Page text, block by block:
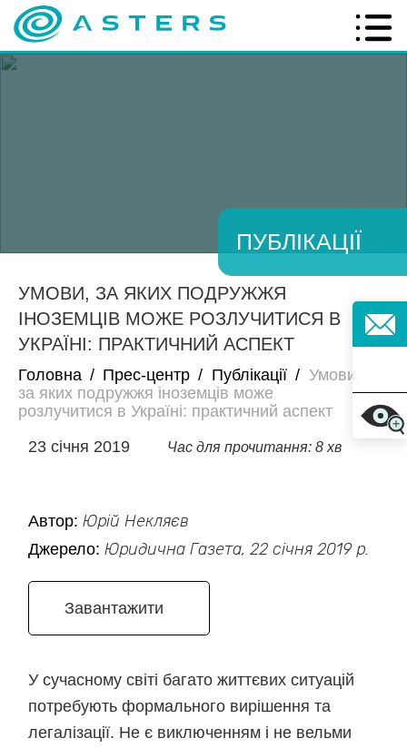
ПУБЛІКАЦІЇ
УМОВИ, ЗА ЯКИХ ПОДРУЖЖЯ
ІНОЗЕМЦІВ МОЖЕ РОЗЛУЧИТИСЯ В
УКРАЇНІ: ПРАКТИЧНИЙ АСПЕКТ
Головна / Прес-центр / Публікації / Умови,
за яких подружжя іноземців може
розлучитися в Україні: практичний аспект
23 січня 2019
Час для прочитання: 8 хв
Автор:Юрій Некляєв
Джерело:Юридична Газета, 22 січня 2019 р.
Завантажити
У сучасному світі багато життєвих ситуацій
потребують формального вирішення та
легалізації. Не є виключенням і не вельми